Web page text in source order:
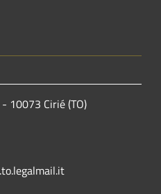
10073 Cirié (TO)